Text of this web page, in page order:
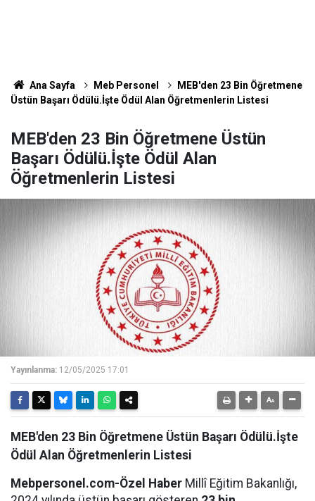
Ana Sayfa Meb Personel
MEB'den 23 Bin Öğretmene
Üstün Başarı Ödülü.İşte Ödül Alan Öğretmenlerin Listesi
MEB'den 23 Bin Öğretmene Üstün
Başarı Ödülü.İşte Ödül Alan
Öğretmenlerin Listesi
Yayınlanma: 12/05/2025 17:01
MEB'den 23 Bin Öğretmene Üstün Başarı Ödülü.İşte
Ödül Alan Öğretmenlerin Listesi
Mebpersonel.com-Özel Haber Millî Eğitim Bakanlığı,